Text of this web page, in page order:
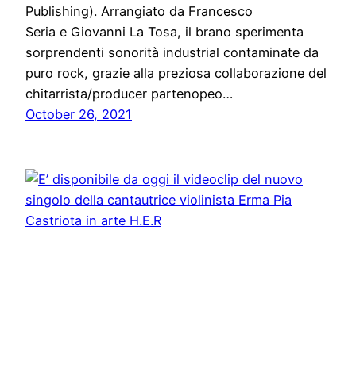
Publishing). Arrangiato da Francesco
Seria e Giovanni La Tosa, il brano sperimenta
sorprendenti sonorità industrial contaminate da
puro rock, grazie alla preziosa collaborazione del
chitarrista/producer partenopeo…
October 26, 2021